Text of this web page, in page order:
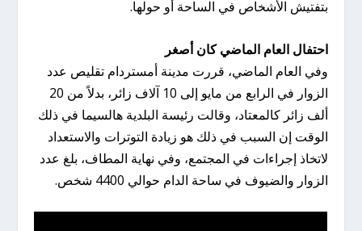
بتفتيش الأشخاص في الساحة أو حولها.
احتفال العام الماضي كان أصغر
وفي العام الماضي، قررت مدينة أمستردام تقليص عدد
الزوار في الرابع من مايو إلى 10 آلاف زائر، بدلاً من 20
ألف زائر كالمعتاد، وقالت رئيسة البلدية هالسيما في ذلك
الوقت إن السبب في ذلك هو زيادة التوترات والاستعداد
لاتخاذ إجراءات في المجتمع، وفي نهاية المطاف، بلغ عدد
الزوار والضيوف في ساحة الدام حوالي 4400 شخص.